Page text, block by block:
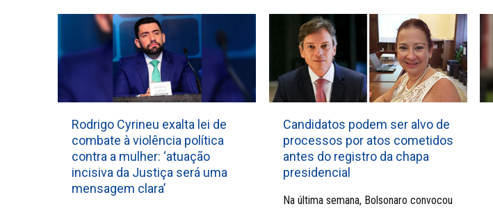
Rodrigo Cyrineu exalta lei de
combate à violência política
contra a mulher: ‘atuação
incisiva da Justiça será uma
mensagem clara’
Candidatos podem ser alvo de
processos por atos cometidos
antes do registro da chapa
presidencial
Na última semana, Bolsonaro convocou